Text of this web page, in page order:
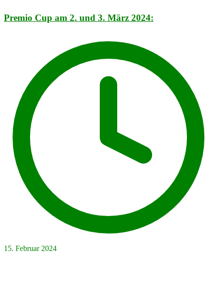
Premio Cup am 2. und 3. März 2024:
15. Februar 2024